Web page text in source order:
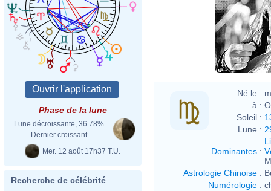
Phase de la lune
Lune décroissante, 36.78%
Dernier croissant
Mer. 12 août 17h37 T.U.
Recherche de célébrité
Né le :
à :
Soleil :
Lune :
Dominantes :
Astrologie Chinoise :
Numérologie :